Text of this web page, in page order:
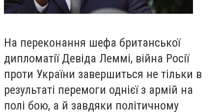
На переконання шефа британської
дипломатії Девіда Леммі, війна Росії
проти України завершиться не тільки в
результаті перемоги однієї з армій на
полі бою, а й завдяки політичному